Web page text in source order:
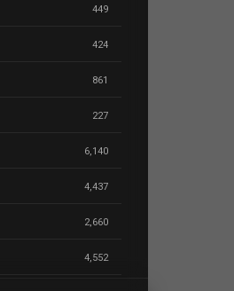
449
424
861
227
6,140
4,437
2,660
4,552